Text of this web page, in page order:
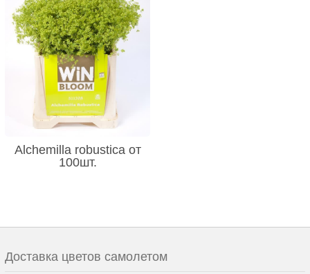
Alchemilla robustica от
100шт.
Доставка цветов самолетом